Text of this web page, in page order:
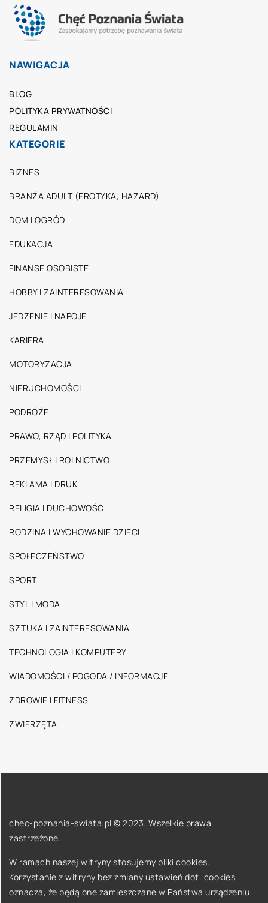
NAWIGACJA
BLOG
POLITYKA PRYWATNOŚCI
REGULAMIN
KATEGORIE
BIZNES
BRANŻA ADULT (EROTYKA, HAZARD)
DOM I OGRÓD
EDUKACJA
FINANSE OSOBISTE
HOBBY I ZAINTERESOWANIA
JEDZENIE I NAPOJE
KARIERA
MOTORYZACJA
NIERUCHOMOŚCI
PODRÓŻE
PRAWO, RZĄD I POLITYKA
PRZEMYSŁ I ROLNICTWO
REKLAMA I DRUK
RELIGIA I DUCHOWOŚĆ
RODZINA I WYCHOWANIE DZIECI
SPOŁECZEŃSTWO
SPORT
STYL I MODA
SZTUKA I ZAINTERESOWANIA
TECHNOLOGIA I KOMPUTERY
WIADOMOŚCI / POGODA / INFORMACJE
ZDROWIE I FITNESS
ZWIERZĘTA
chec-poznania-swiata.pl © 2023. Wszelkie prawa
zastrzeżone.
W ramach naszej witryny stosujemy pliki cookies.
Korzystanie z witryny bez zmiany ustawień dot. cookies
oznacza, że będą one zamieszczane w Państwa urządzeniu